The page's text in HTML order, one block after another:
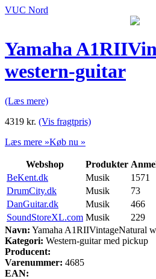
VUC Nord
Yamaha
western-guitar
(Læs mere)
4319 kr. (Vis fragtpris)
Læs mere »Køb nu »
Webshop Produkter
BeKent.dk
Musik 1571
DrumCity.dk
Musik 73
DanGuitar.dk
Musik 466
SoundStoreXL.com Musik 229
Navn: Yamaha A1RIIVintageNatural
Kategori: Western-guitar med pickup
Producent:
Varenummer: 4685
EAN: